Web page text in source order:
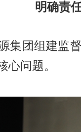
明确责
集团组建监
心问题。